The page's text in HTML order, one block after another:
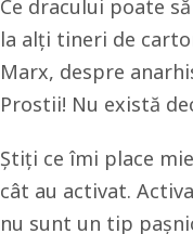
Ce dracului poate
la alți tineri de
Marx, despre
Prostii! Nu există
Știți ce îmi place
cât au activat.
nu sunt un tip